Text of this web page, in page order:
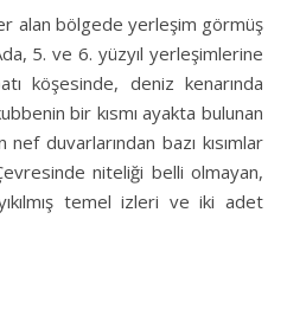
alan bölgede yerleşim görmüş
5. ve 6. yüzyıl yerleşimlerine
köşesinde, deniz kenarında
bir kısmı ayakta bulunan
duvarlarından bazı kısımlar
niteliği belli olmayan,
temel izleri ve iki adet